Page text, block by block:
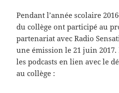
Pendant l’année scolaire
du collège ont participé au
partenariat avec Radio
une émission le 21 juin 2017.
les podcasts en lien avec le
au collège :